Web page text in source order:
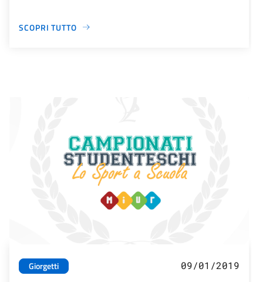
SCOPRI TUTTO
Giorgetti 09/01/2019